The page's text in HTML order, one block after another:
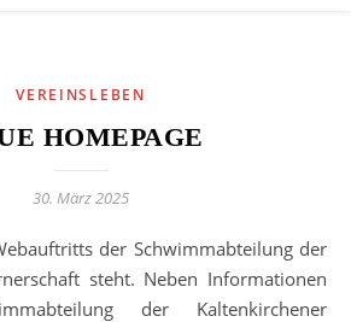
VEREINSLEBEN
HOMEPAGE
30. März 2025
steht. Neben Informationen
der Kaltenkirchener